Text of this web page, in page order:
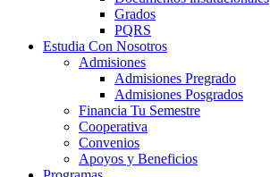
Grados
PQRS
Estudia Con Nosotros
Admisiones
Admisiones Pregrado
Admisiones Posgrados
Financia Tu Semestre
Cooperativa
Convenios
Apoyos y Beneficios